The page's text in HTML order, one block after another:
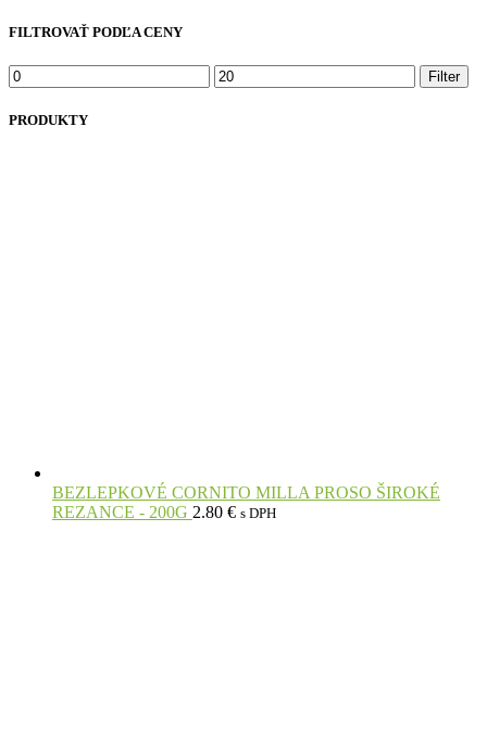
FILTROVAŤ PODĽA CENY
Minimálna
cena
Maximálna
cena
Filter
PRODUKTY
BEZLEPKOVÉ CORNITO MILLA PROSO ŠIROKÉ
REZANCE - 200G 2.80 € s DPH